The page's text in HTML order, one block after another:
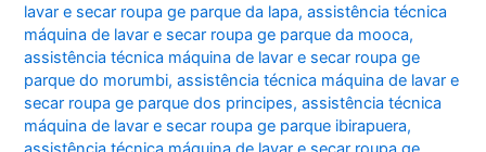
lavar e secar roupa ge parque da lapa,assistência técnica
máquina de lavar e secar roupa ge parque da mooca,
assistência técnica máquina de lavar e secar roupa ge
parque do morumbi,assistência técnica máquina de lavar e
secar roupa ge parque dos principes,assistência técnica
máquina de lavar e secar roupa ge parque ibirapuera,